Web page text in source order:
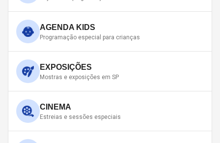
AGENDA KIDS
Programação especial para crianças
EXPOSIÇÕES
Mostras e exposições em SP
CINEMA
Estreias e sessões especiais